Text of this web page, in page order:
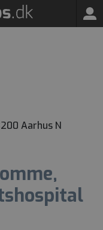
Aarhus N